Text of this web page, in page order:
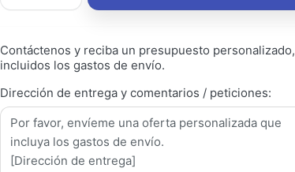
Contáctenos y reciba un presupuesto personalizado,
incluidos los gastos de envío.
Dirección de entrega y comentarios / peticiones: